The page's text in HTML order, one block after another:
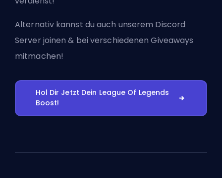
Alternativ kannst du auch unserem Discord
Server joinen & bei verschiedenen Giveaways
mitmachen!
Hol Dir Jetzt Dein League Of Legends
Boost!